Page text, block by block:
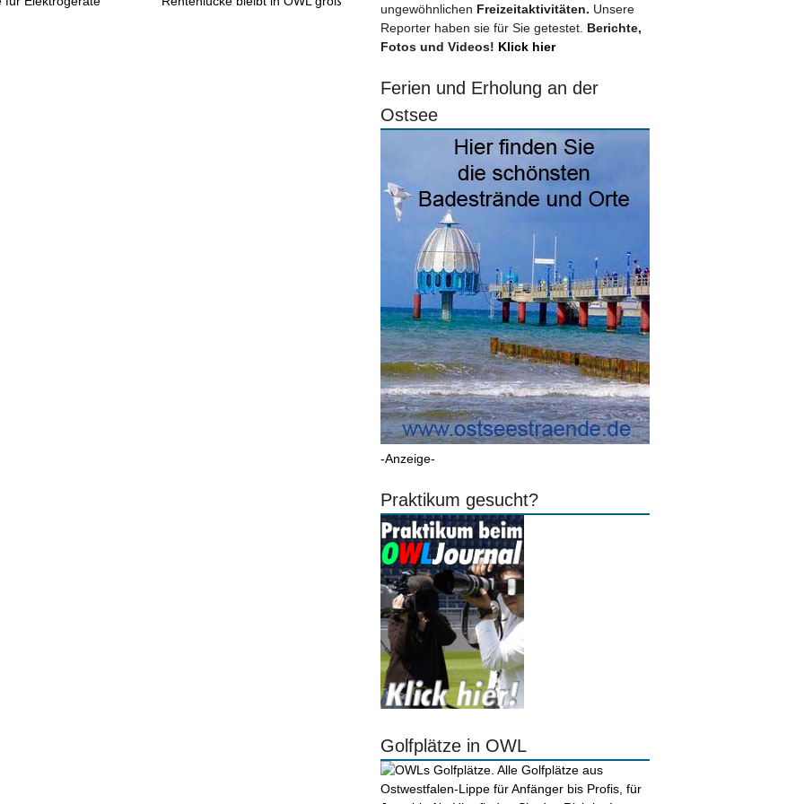
ungewöhnlichen Freizeitaktivitäten. Unsere
Reporter haben sie für Sie getestet. Berichte,
Fotos und Videos! Klick hier
Ferien und Erholung an der
Ostsee
-Anzeige-
Praktikum gesucht?
Golfplätze in OWL